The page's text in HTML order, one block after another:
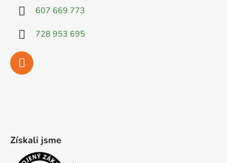
607 669 773
728 953 695
Získali jsme